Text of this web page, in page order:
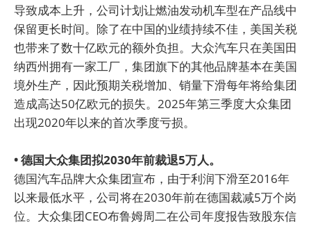
导致成本上升，公司计划让燃油发动机车型在产品线中
保留更长时间。除了在中国的业绩持续不佳，美国关税
也带来了数十亿欧元的额外负担。大众汽车只在美国田
纳西州拥有一家工厂，集团旗下的其他品牌基本在美国
境外生产，因此预期关税增加、销量下滑每年将给集团
造成高达50亿欧元的损失。2025年第三季度大众集团
出现2020年以来的首次季度亏损。
• 德国大众集团拟2030年前裁退5万人。
德国汽车品牌大众集团宣布，由于利润下滑至2016年
以来最低水平，公司将在2030年前在德国裁减5万个岗
位。大众集团CEO布鲁姆周二在公司年度报告致股东信